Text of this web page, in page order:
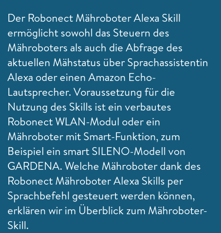
Der Robonect Mähroboter Alexa Skill
ermöglicht sowohl das Steuern des
Mähroboters als auch die Abfrage des
aktuellen Mähstatus über Sprachassistentin
Alexa oder einen Amazon Echo-
Lautsprecher. Voraussetzung für die
Nutzung des Skills ist ein verbautes
Robonect WLAN-Modul oder ein
Mähroboter mit Smart-Funktion, zum
Beispiel ein smart SILENO-Modell von
GARDENA. Welche Mähroboter dank des
Robonect Mähroboter Alexa Skills per
Sprachbefehl gesteuert werden können,
erklären wir im Überblick zum Mähroboter-
Skill.